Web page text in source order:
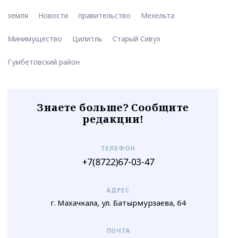
земля Новости правительство Мехельта
Минимущество Цилитль Старый Сивух
Гумбетовский район
Знаете больше? Сообщите
редакции!
ТЕЛЕФОН
+7(8722)67-03-47
АДРЕС
г. Махачкала, ул. Батырмурзаева, 64
ПОЧТА